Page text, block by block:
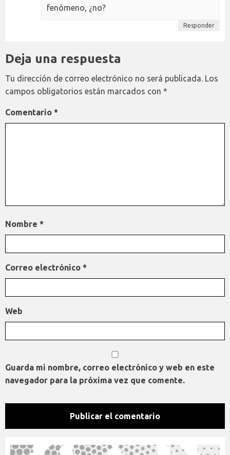
fenómeno, ¿no?
Responder
Deja una respuesta
Tu dirección de correo electrónico no será publicada. Los
campos obligatorios están marcados con *
Comentario *
Nombre *
Correo electrónico *
Web
Guarda mi nombre, correo electrónico y web en este
navegador para la próxima vez que comente.